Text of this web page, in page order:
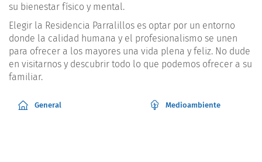
su bienestar físico y mental.
Elegir la Residencia Parralillos es optar por un entorno
donde la calidad humana y el profesionalismo se unen
para ofrecer a los mayores una vida plena y feliz. No dude
en visitarnos y descubrir todo lo que podemos ofrecer a su
familiar.
General Medioambiente